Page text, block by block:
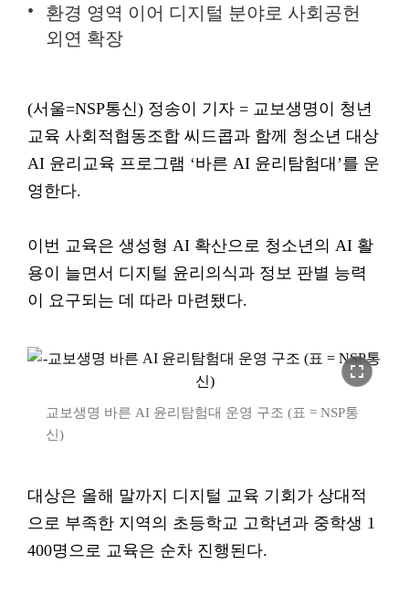
환경 영역 이어 디지털 분야로 사회공헌
외연 확장
(서울=NSP통신) 정송이 기자 = 교보생명이 청년
교육 사회적협동조합 씨드콥과 함께 청소년 대상
AI 윤리교육 프로그램 ‘바른 AI 윤리탐험대’를 운
영한다.
이번 교육은 생성형 AI 확산으로 청소년의 AI 활
용이 늘면서 디지털 윤리의식과 정보 판별 능력
이 요구되는 데 따라 마련됐다.
fullscreen
교보생명 바른 AI 윤리탐험대 운영 구조 (표 = NSP통
신)
대상은 올해 말까지 디지털 교육 기회가 상대적
으로 부족한 지역의 초등학교 고학년과 중학생 1
400명으로 교육은 순차 진행된다.